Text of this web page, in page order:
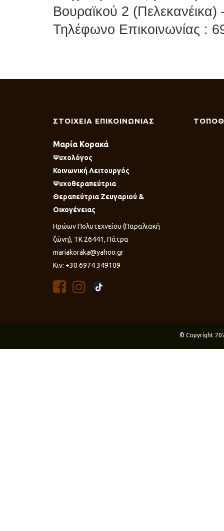
Βουραϊκού 2
Τηλέφωνο Επικοινωνίας :
ΣΤΟΙΧΕΙΑ ΕΠΙΚΟΙΝΩΝΙΑΣ
Μαρία Κορακά
Ψυχολόγος
Κοινωνική Λειτουργός
Ψυχοθεραπεύτρια
Θεραπεύτρια Ζευγαριού &
Οικογένειας
Ηρώων Πολυτεχνείου (Παραλιακή
ζώνη), ΤΚ 26441, Πάτρα
mariakoraka@yahoo.gr
Κιν: +30 6974 349109
© Copyright